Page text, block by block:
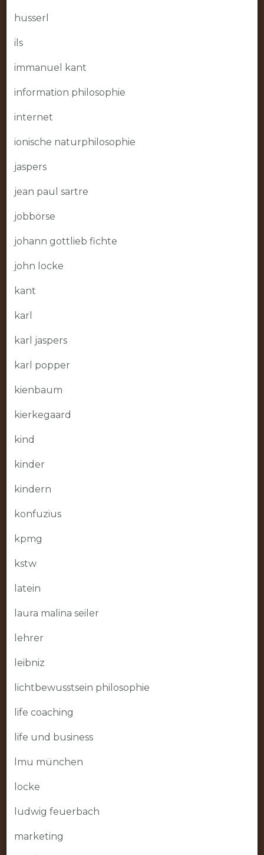
husserl
ils
immanuel kant
information philosophie
internet
ionische naturphilosophie
jaspers
jean paul sartre
jobbörse
johann gottlieb fichte
john locke
kant
karl
karl jaspers
karl popper
kienbaum
kierkegaard
kind
kinder
kindern
konfuzius
kpmg
kstw
latein
laura malina seiler
lehrer
leibniz
lichtbewusstsein philosophie
life coaching
life und business
lmu münchen
locke
ludwig feuerbach
marketing